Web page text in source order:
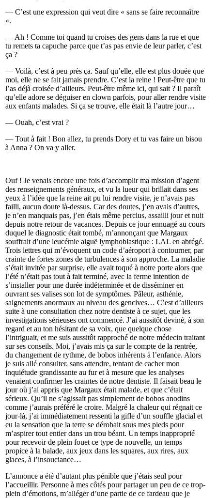
— C’est une expression qui veut dire « sans se faire reconnaître
».
— Ah ! Comme toi quand tu croises des gens dans la rue et que
tu remets ta capuche parce que t’as pas envie de leur parler, c’est
ça ?
— Voilà, c’est à peu près ça. Sauf qu’elle, elle est plus douée que
moi, elle ne se fait jamais prendre. C’est la reine ! Peut-être que tu
l’as déjà croisée d’ailleurs. Peut-être même ici, qui sait ? Il paraît
qu’elle adore se déguiser en clown parfois, pour aller rendre visite
aux enfants malades. Si ça se trouve, elle était là l’autre jour…
— Ouah, c’est vrai ?
— Tout à fait ! Bon allez, tu prends Dory et tu vas faire un bisou
à Anna ? On va y aller.
Ouf ! Je venais encore une fois d’accomplir ma mission d’agent
des renseignements généraux, et vu la lueur qui brillait dans ses
yeux à l’idée que la reine ait pu lui rendre visite, je n’avais pas
failli, aucun doute là-dessus. Car des doutes, j’en avais d’autres,
je n’en manquais pas, j’en étais même perclus, assailli jour et nuit
depuis notre retour de vacances. Depuis ce jour ennuagé au cours
duquel le diagnostic était tombé, m’annonçant que Margaux
souffrait d’une leucémie aiguë lymphoblastique : LAL en abrégé.
Trois lettres qui m’évoquent un code d’aéroport à contourner, par
crainte de fortes zones de turbulences à son approche. La maladie
s’était invitée par surprise, elle avait toqué à notre porte alors que
l’été n’était pas tout à fait terminé, avec la ferme intention de
s’installer pour une durée indéterminée et de disséminer en
ouvrant ses valises son lot de symptômes. Pâleur, asthénie,
saignements anormaux au niveau des gencives… C’est d’ailleurs
suite à une consultation chez notre dentiste à ce sujet, que les
investigations sérieuses ont commencé. J’ai aussitôt deviné, à son
regard et au ton hésitant de sa voix, que quelque chose
l’intriguait, et me suis aussitôt rapproché de notre médecin traitant
sur ses conseils. Moi, j’avais mis ça sur le compte de la rentrée,
du changement de rythme, de bobos inhérents à l’enfance. Alors
je suis allé consulter, sans attendre, tentant de cacher mon
inquiétude grandissante au fur et à mesure que les analyses
venaient confirmer les craintes de notre dentiste. Il faisait beau le
jour où j’ai appris que Margaux était malade, et que c’était
sérieux. Qu’il ne s’agissait pas simplement de bobos anodins
comme j’aurais préféré le croire. Malgré la chaleur qui régnait ce
jour-là, j’ai immédiatement ressenti la gifle d’un souffle glacial et
eu la sensation que la terre se dérobait sous mes pieds pour
m’aspirer tout entier dans un trou béant. Un temps inapproprié
pour recevoir de plein fouet ce type de nouvelle, un temps
propice à la balade, aux jeux dans les squares, aux rires, aux
glaces, à l’insouciance…
L’annonce a été d’autant plus pénible que j’étais seul pour
l’accueillir. Personne à mes côtés pour partager un peu de ce trop-
plein d’émotions, m’alléger d’une partie de ce fardeau que je